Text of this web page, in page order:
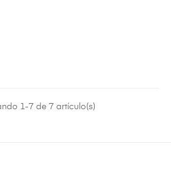
1-7 de 7 artículo(s)